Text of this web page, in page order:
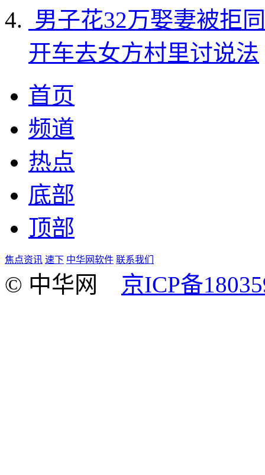
男子花32万娶妻被拒
开车去女方村里讨说法
首页
频道
热点
底部
顶部
焦点资讯 速下 中华网软件 联系我们
© 中华网 京ICP备